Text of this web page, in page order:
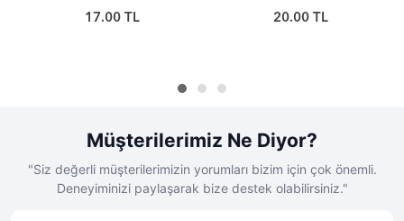
Plastik Biberon 9cm
20.00 TL
Kutu 5cm
20.00 TL